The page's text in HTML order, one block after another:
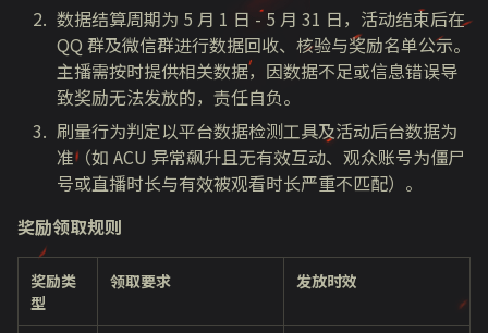
数据结算周期为 5 月 1 日 - 5 月 31 日，活动结束后在
QQ 群及微信群进行数据回收、核验与奖励名单公示。
主播需按时提供相关数据，因数据不足或信息错误导
致奖励无法发放的，责任自负。
刷量行为判定以平台数据检测工具及活动后台数据为
准（如 ACU 异常飙升且无有效互动、观众账号为僵尸
号或直播时长与有效被观看时长严重不匹配）。
奖励领取规则
奖励类
型
领取要求 发放时效